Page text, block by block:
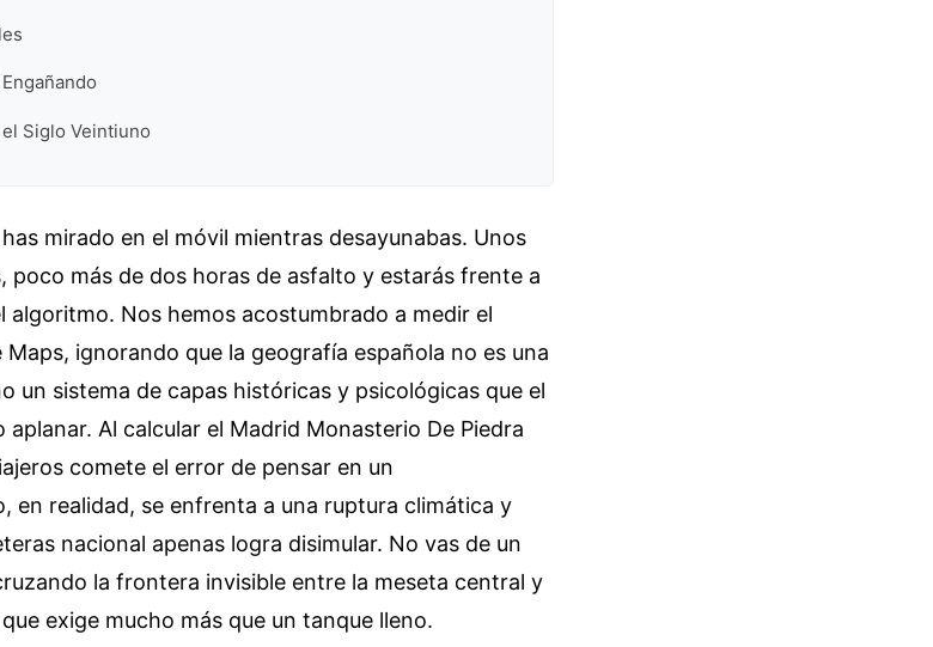
Siglo Veintiuno
mirado en el móvil mientras desayunabas. Unos
más de dos horas de asfalto y estarás frente a
algoritmo. Nos hemos acostumbrado a medir el
ignorando que la geografía española no es una
un sistema de capas históricas y psicológicas que el
Al calcular el Madrid Monasterio De Piedra
comete el error de pensar en un
en realidad, se enfrenta a una ruptura climática y
nacional apenas logra disimular. No vas de un
la frontera invisible entre la meseta central y
exige mucho más que un tanque lleno.